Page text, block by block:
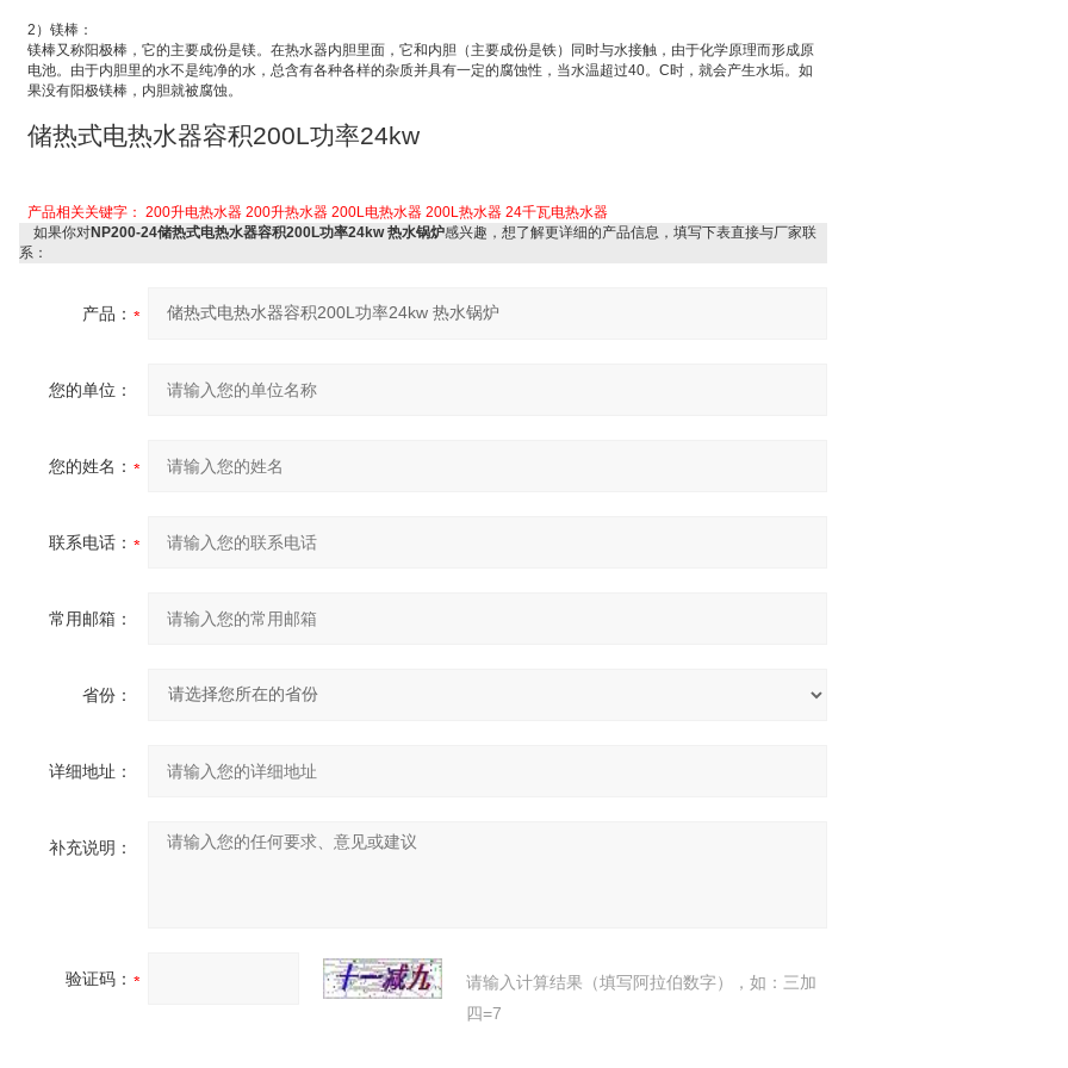
2 ） 镁棒：
镁棒又称阳极棒 ，它的主要成份是镁。在热水器内胆里面，它和内胆（主要成份是铁）同时与水接触，由于化学原理而形成原
电池。由于内胆里的水不是纯净的水，总含有各种各样的杂质并具有一定的腐蚀性，当水温超过40。 C时，就会产生水垢。如
果没有阳极镁棒，内胆就被腐蚀。
储热式电热水器容积200L功率24kw
产品相关关键字： 200升电热水器 200升热水器 200L电热水器 200L热水器 24千瓦电热水器
如果你对NP200-24储热式电热水器容积200L功率24kw 热水锅炉感兴趣，想了解更详细的产品信息，填写下表直接与厂家联
系：
产品：
您的单位：
您的姓名：
联系电话：
常用邮箱：
省份：
详细地址：
补充说明：
验证码：
请输入计算结果（填写阿拉伯数字），如：三加
四=7